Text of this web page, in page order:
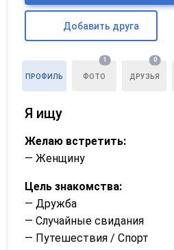
Добавить друга
ПРОФИЛЬ ФОТО
1
ДРУЗЬЯ
0
Я ищу
Желаю встретить:
— Женщину
Цель знакомства:
— Дружба
— Случайные свидания
— Путешествия / Спорт